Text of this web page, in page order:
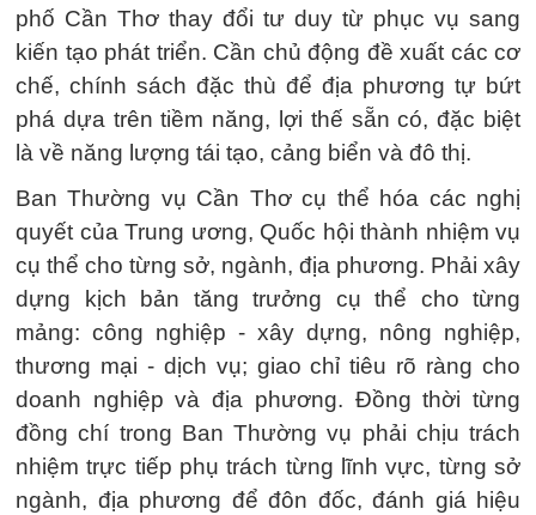
phố Cần Thơ thay đổi tư duy từ phục vụ sang
kiến tạo phát triển. Cần chủ động đề xuất các cơ
chế, chính sách đặc thù để địa phương tự bứt
phá dựa trên tiềm năng, lợi thế sẵn có, đặc biệt
là về năng lượng tái tạo, cảng biển và đô thị.
Ban Thường vụ Cần Thơ cụ thể hóa các nghị
quyết của Trung ương, Quốc hội thành nhiệm vụ
cụ thể cho từng sở, ngành, địa phương. Phải xây
dựng kịch bản tăng trưởng cụ thể cho từng
mảng: công nghiệp - xây dựng, nông nghiệp,
thương mại - dịch vụ; giao chỉ tiêu rõ ràng cho
doanh nghiệp và địa phương. Đồng thời từng
đồng chí trong Ban Thường vụ phải chịu trách
nhiệm trực tiếp phụ trách từng lĩnh vực, từng sở
ngành, địa phương để đôn đốc, đánh giá hiệu